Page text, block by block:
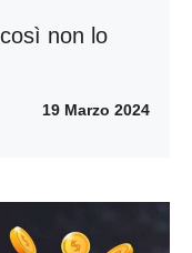
non lo
19 Marzo 2024